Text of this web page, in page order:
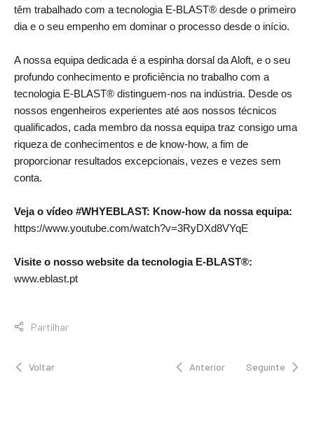
têm trabalhado com a tecnologia E-BLAST® desde o primeiro
dia e o seu empenho em dominar o processo desde o início.
A nossa equipa dedicada é a espinha dorsal da Aloft, e o seu
profundo conhecimento e proficiência no trabalho com a
tecnologia E-BLAST® distinguem-nos na indústria. Desde os
nossos engenheiros experientes até aos nossos técnicos
qualificados, cada membro da nossa equipa traz consigo uma
riqueza de conhecimentos e de know-how, a fim de
proporcionar resultados excepcionais, vezes e vezes sem
conta.
Veja o vídeo #WHYEBLAST: Know-how da nossa equipa:
https://www.youtube.com/watch?v=3RyDXd8VYqE
Visite o nosso website da tecnologia E-BLAST®:
www.eblast.pt
Partilhar
Voltar Anterior Seguinte